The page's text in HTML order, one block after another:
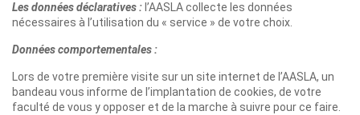
Les données déclaratives : l’AASLA collecte les données
nécessaires à l’utilisation du « service » de votre choix.
Données comportementales :
Lors de votre première visite sur un site internet de l’AASLA, un
bandeau vous informe de l’implantation de cookies, de votre
faculté de vous y opposer et de la marche à suivre pour ce faire.